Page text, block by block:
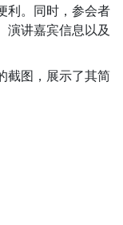
利。同时，参会者
演讲嘉宾信息以及
截图，展示了其简